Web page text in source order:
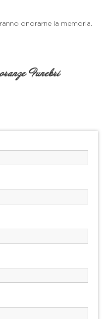
onorarne la memoria.
Funebri